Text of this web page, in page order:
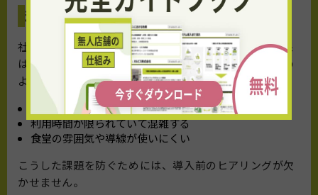
利用率が低くなる原因と対策
社員食堂を用意しても、利用率が低ければ期待した効果
は得られません。その原因としてよくあるのが、以下の
ようなケースです。
メニューの内容や価格が利用者の期待と合っていない
利用時間が限られていて混雑する
食堂の雰囲気や導線が使いにくい
こうした課題を防ぐためには、導入前のヒアリングが欠
かせません。